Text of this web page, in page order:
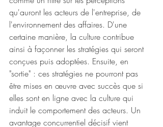
qu'auront les acteurs de l'entreprise, de
l'environnement des affaires. D'une
certaine manière, la culture contribue
ainsi à façonner les stratégies qui seront
conçues puis adoptées. Ensuite, en
"sortie" : ces stratégies ne pourront pas
être mises en œuvre avec succès que si
elles sont en ligne avec la culture qui
induit le comportement des acteurs. Un
avantage concurrentiel décisif vient